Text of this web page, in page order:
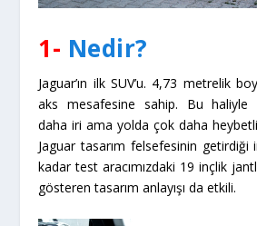
1- Nedir?
Jaguar’ın ilk SUV’u. 4,73 metrelik
aks mesafesine sahip. Bu haliyle
daha iri ama yolda çok daha
Jaguar tasarım felsefesinin getirdiği
kadar test aracımızdaki 19 inçlik
gösteren tasarım anlayışı da etkili.